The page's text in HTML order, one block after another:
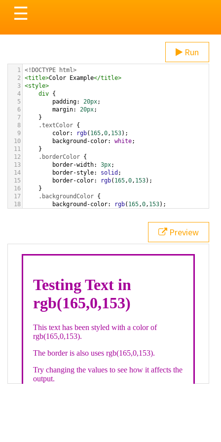
Toggle
navigation
☰
Run
1 <!DOCTYPE html>
2
<title>Color Example</title>
3 <style>
4
div {
5
padding: 20px;
6
margin: 20px;
7
}
8
.textColor {
9
color: rgb( 165,0, 153);
10
background-color: white;
11
}
12
.borderColor {
13
border-width: 3px;
14
border-style: solid ;
15
border-color: rgb( 165,0, 153);
16
}
17
.backgroundColor {
18
background-color: rgb( 165,0, 153);
bottom ,
white, rgb(165,0,153));
div class="textColor borderColor"
< h1>Testing Text in rgb(165,0,153)
Preview